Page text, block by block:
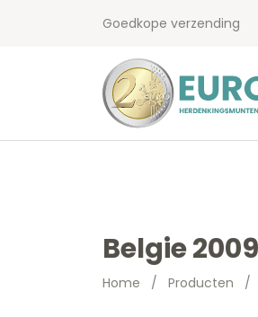
Goedkope verzending
Belgie
Home / Producten /